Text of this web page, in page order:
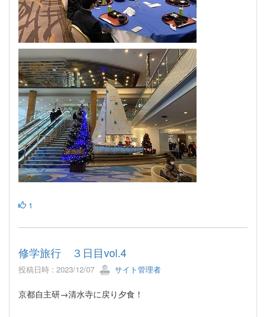
1
修学旅行 ３日目vol.4
投稿日時 : 2023/12/07 サイト管理者
京都自主研→清水寺に戻り夕食！